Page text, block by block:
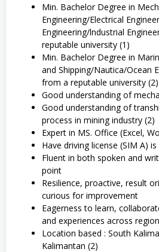
Min. Bachelor Degree in
Engineering/Electrical
Engineering/lndustrial
reputable university (1)
Min. Bachelor Degree in
and Shipping/Nautica/Ocean
from a reputable university (2)
Good understanding of
Good understanding of
process in mining industry (2)
Expert in MS. Office (Excel,
Have driving license (SIM A)
Fluent in both spoken and
point
Resilience, proactive, result
curious for improvement
Eagerness to learn,
and experiences across
Location based : South
Kalimantan (2)